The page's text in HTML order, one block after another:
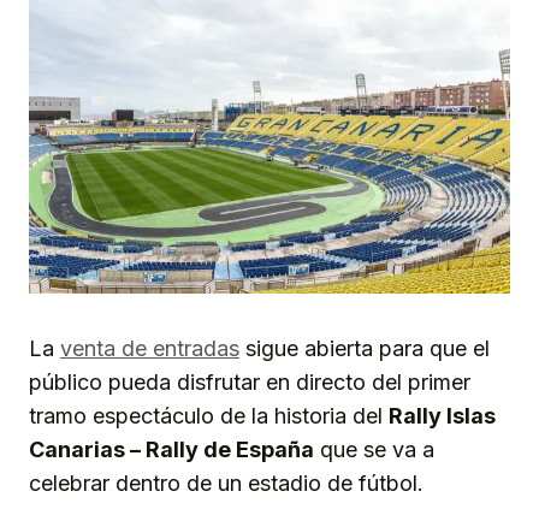
La venta de entradas sigue abierta para que el
público pueda disfrutar en directo del primer
tramo espectáculo de la historia del Rally Islas
Canarias – Rally de España que se va a
celebrar dentro de un estadio de fútbol.